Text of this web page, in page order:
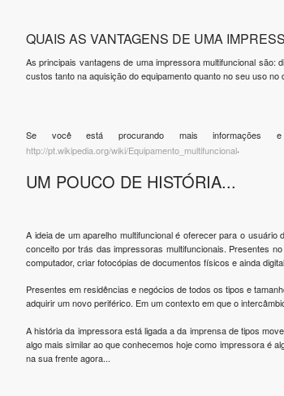
QUAIS AS VANTAGENS DE UMA
As principais vantagens de uma impressora multifuncional
custos tanto na aquisição do equipamento quanto no seu uso
Se você está procurando mais informações e
http://pt.wikipedia.org/wiki/Equipamento_multifuncional.
UM POUCO DE HISTÓRIA...
A ideia de um aparelho multifuncional é oferecer para o
conceito por trás das impressoras multifuncionais. Presentes
computador, criar fotocópias de documentos físicos e ainda
Presentes em residências e negócios de todos os tipos e
adquirir um novo periférico. Em um contexto em que o
A história da impressora está ligada a da imprensa de tipos
algo mais similar ao que conhecemos hoje como impressora é
na sua frente agora...